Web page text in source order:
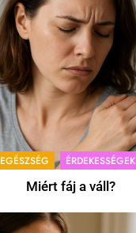
EGÉSZSÉG ÉRDEKESSÉGEK
Miért fáj a váll?